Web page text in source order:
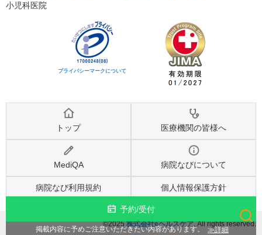
検索
予約/受付
掲載内容に予めご注意いただきたい内容があります。 詳細
小児科医院
プライバシーマークについて
トップ 医療機関の皆様へ
MediQA 病院なびについて
病院なび利用規約 個人情報保護方針
©2025 株式会社eヘルスケア, All rights reserved.